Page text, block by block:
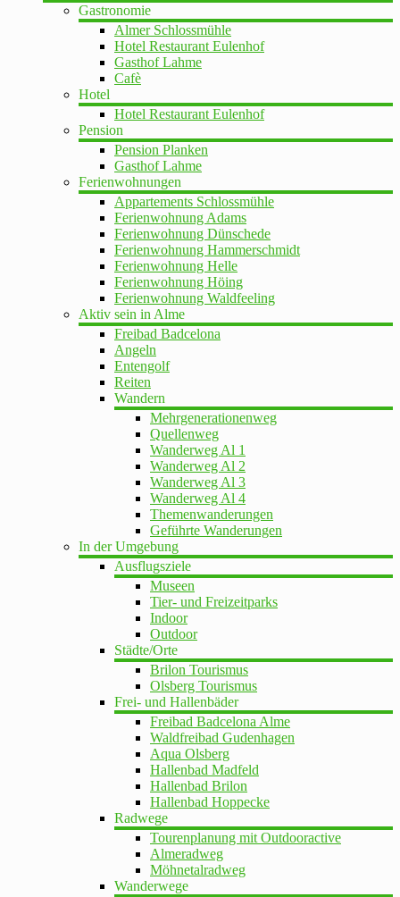
Gastronomie
Almer Schlossmühle
Hotel Restaurant Eulenhof
Gasthof Lahme
Cafè
Hotel
Hotel Restaurant Eulenhof
Pension
Pension Planken
Gasthof Lahme
Ferienwohnungen
Appartements Schlossmühle
Ferienwohnung Adams
Ferienwohnung Dünschede
Ferienwohnung Hammerschmidt
Ferienwohnung Helle
Ferienwohnung Höing
Ferienwohnung Waldfeeling
Aktiv sein in Alme
Freibad Badcelona
Angeln
Entengolf
Reiten
Wandern
Mehrgenerationenweg
Quellenweg
Wanderweg Al 1
Wanderweg Al 2
Wanderweg Al 3
Wanderweg Al 4
Themenwanderungen
Geführte Wanderungen
In der Umgebung
Ausflugsziele
Museen
Tier- und Freizeitparks
Indoor
Outdoor
Städte/Orte
Brilon Tourismus
Olsberg Tourismus
Frei- und Hallenbäder
Freibad Badcelona Alme
Waldfreibad Gudenhagen
Aqua Olsberg
Hallenbad Madfeld
Hallenbad Brilon
Hallenbad Hoppecke
Radwege
Tourenplanung mit Outdooractive
Almeradweg
Möhnetalradweg
Wanderwege